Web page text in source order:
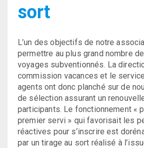
sort
L’un des objectifs de notre
permettre au plus grand nombre
voyages subventionnés. La
commission vacances et le
agents ont donc planché sur de
de sélection assurant un
participants. Le fonctionnement «
premier servi » qui favorisait les
réactives pour s’inscrire est
par un tirage au sort réalisé à